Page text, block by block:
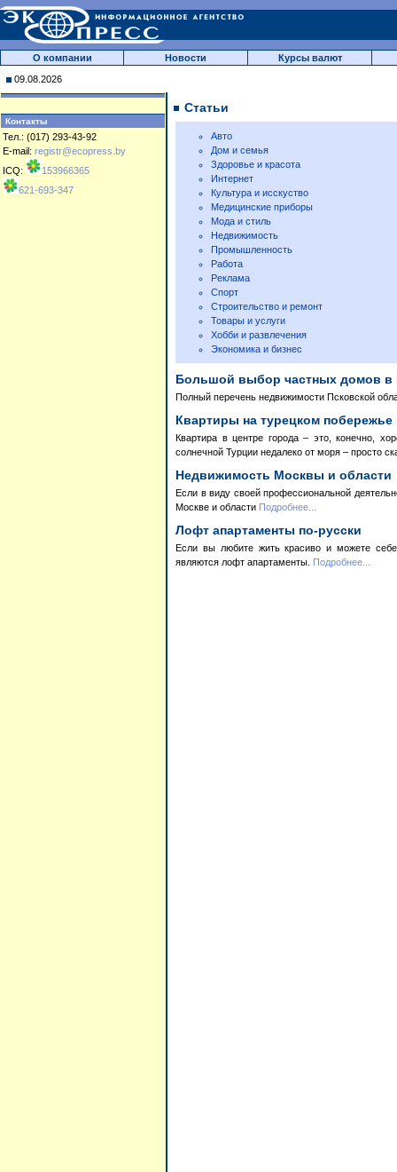
О компании Новости
Курсы валют
09.08.2026
Контакты
Тел.: (017) 293-43-92
E-mail: registr@ecopress.by
ICQ:
153966365
621-693-347
Статьи
Авто
Дом и семья
Здоровье и красота
Интернет
Культура и исскуство
Медицинские приборы
Мода и стиль
Недвижимость
Промышленность
Работа
Реклама
Спорт
Строительство и ремонт
Товары и услуги
Хобби и развлечения
Экономика и бизнес
Большой выбор частных домов в
Полный перечень недвижимости Псковской
Квартиры на турецком побережье
Квартира в центре города – это, конечно,
солнечной Турции недалеко от моря – просто
Недвижимость Москвы и области
Если в виду своей профессиональной
Москве и области Подробнее...
Лофт апартаменты по-русски
Если вы любите жить красиво и можете
являются лофт апартаменты. Подробнее...